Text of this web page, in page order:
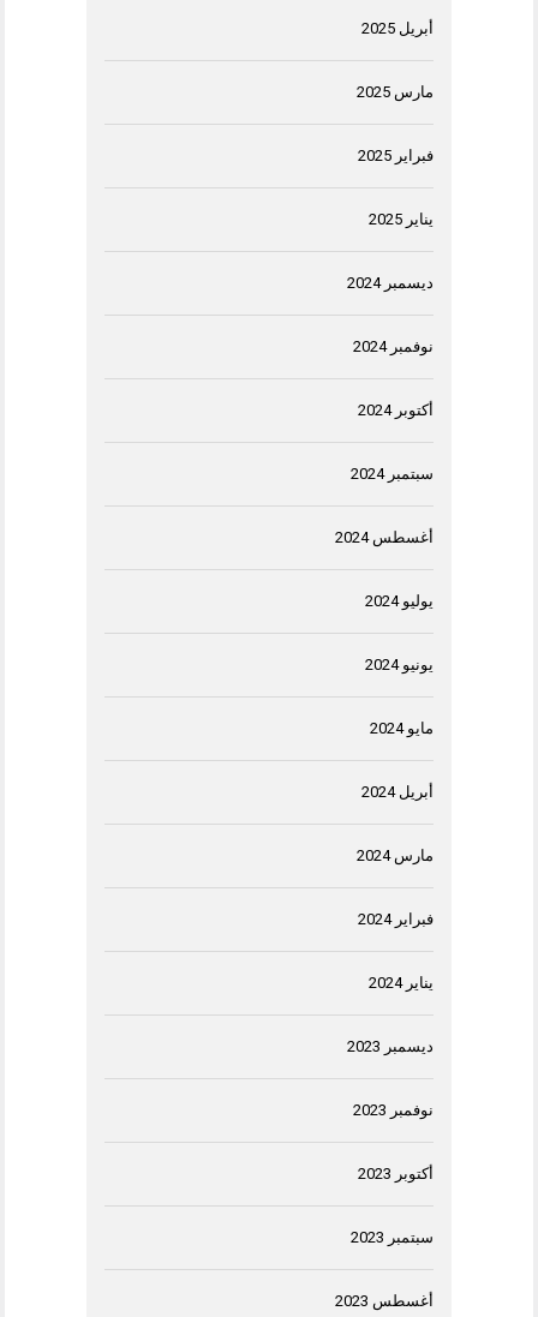
أبريل 2025
مارس 2025
فبراير 2025
يناير 2025
ديسمبر 2024
نوفمبر 2024
أكتوبر 2024
سبتمبر 2024
أغسطس 2024
يوليو 2024
يونيو 2024
مايو 2024
أبريل 2024
مارس 2024
فبراير 2024
يناير 2024
ديسمبر 2023
نوفمبر 2023
أكتوبر 2023
سبتمبر 2023
أغسطس 2023